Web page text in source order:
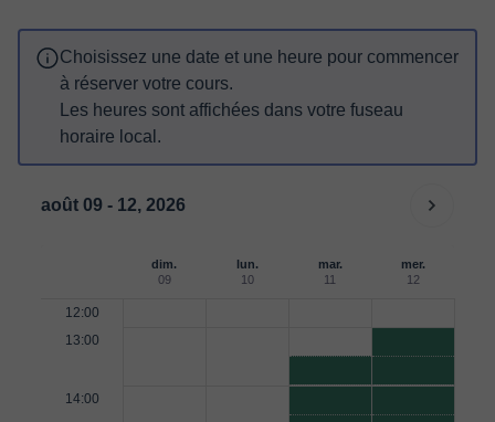
Choisissez une date et une heure pour commencer
à réserver votre cours.
Les heures sont affichées dans votre fuseau
horaire local.
août 09 - 12, 2026
dim.
09
lun.
10
mar.
11
mer.
12
12:00
13:00
14:00